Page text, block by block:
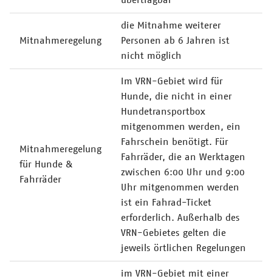
Mitnahmeregelung
die Mitnahme weiterer
Personen ab 6 Jahren ist
nicht möglich
Mitnahmeregelung
für Hunde &
Fahrräder
Im VRN-Gebiet wird für
Hunde, die nicht in einer
Hundetransportbox
mitgenommen werden, ein
Fahrschein benötigt. Für
Fahrräder, die an Werktagen
zwischen 6:00 Uhr und 9:00
Uhr mitgenommen werden
ist ein Fahrad-Ticket
erforderlich. Außerhalb des
VRN-Gebietes gelten die
jeweils örtlichen Regelungen
im VRN-Gebiet mit einer